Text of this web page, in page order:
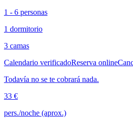
1 - 6 personas
1 dormitorio
3 camas
Calendario verificadoReserva online
Todavía no se te cobrará nada.
33 €
pers./noche (aprox.)